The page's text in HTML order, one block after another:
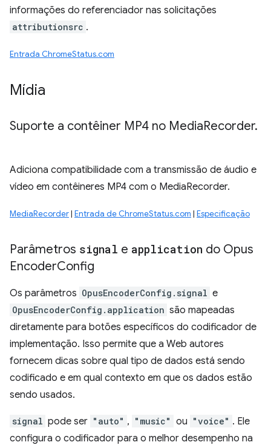
informações do referenciador nas solicitações
attributionsrc .
Entrada ChromeStatus.com
Mídia
Suporte a contêiner MP4 no MediaRecorder.
Adiciona compatibilidade com a transmissão de áudio e
vídeo em contêineres MP4 com o MediaRecorder.
MediaRecorder| Entrada de ChromeStatus.com | Especificação
Parâmetros signal e application do Opus
EncoderConfig
Os parâmetros OpusEncoderConfig.signal e
OpusEncoderConfig.application são mapeadas
diretamente para botões específicos do codificador de
implementação. Isso permite que a Web autores
fornecem dicas sobre qual tipo de dados está sendo
codificado e em qual contexto em que os dados estão
sendo usados.
signal pode ser "auto" , "music" ou "voice" . Ele
configura o codificador para o melhor desempenho na